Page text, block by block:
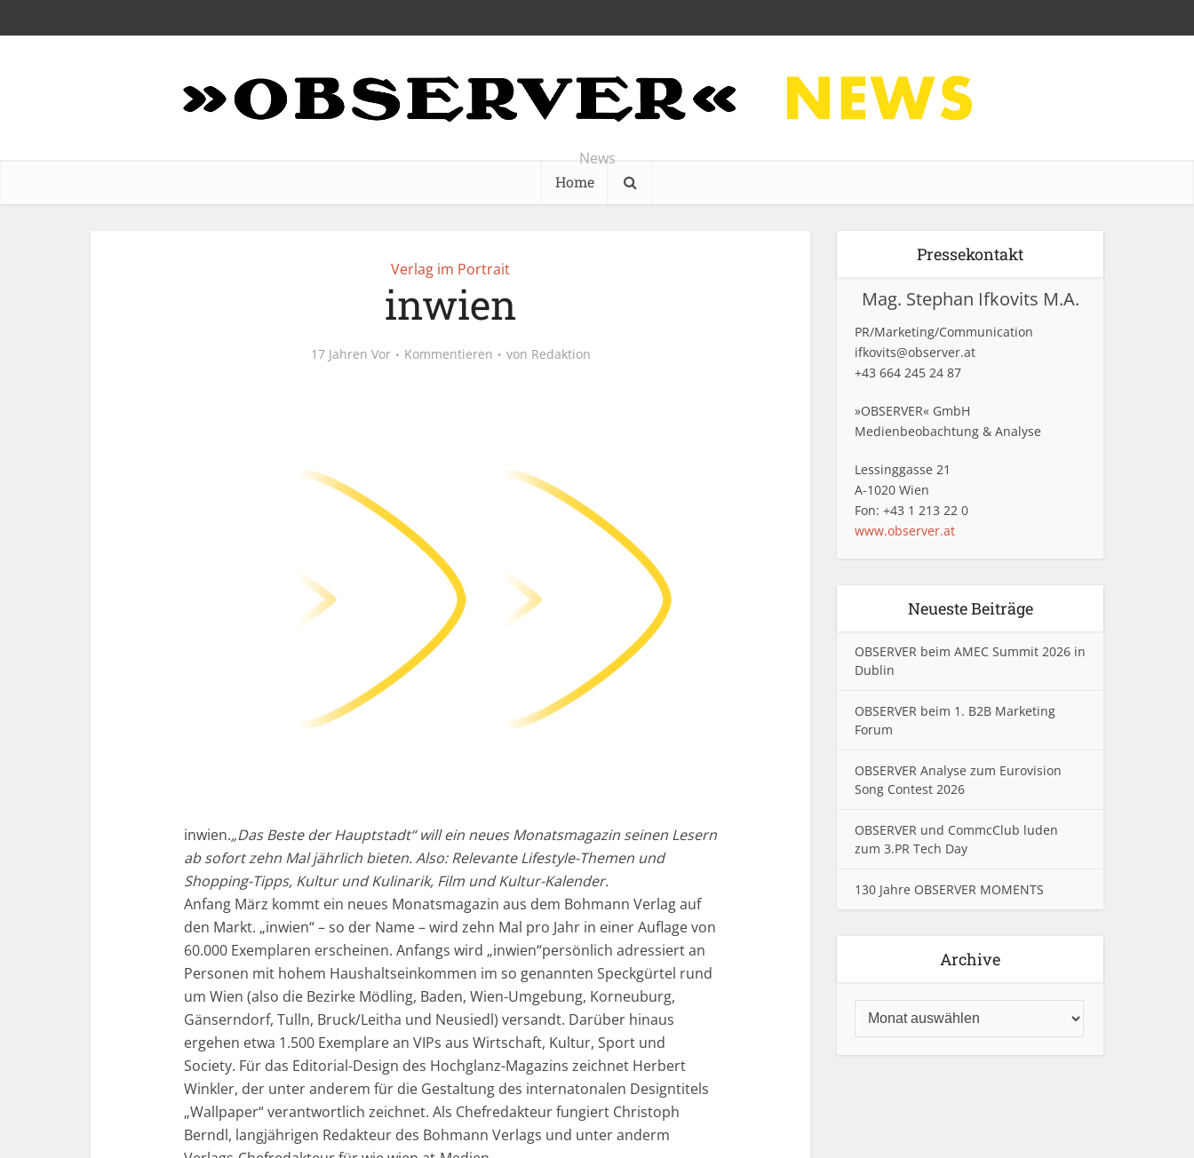
News
Home
Verlag im Portrait
inwien
17 Jahren Vor Kommentieren von Redaktion
inwien.„Das Beste der Hauptstadt“ will ein neues Monatsmagazin seinen Lesern
ab sofort zehn Mal jährlich bieten. Also: Relevante Lifestyle-Themen und
Shopping-Tipps, Kultur und Kulinarik, Film und Kultur-Kalender.
Anfang März kommt ein neues Monatsmagazin aus dem Bohmann Verlag auf
den Markt. „inwien“ – so der Name – wird zehn Mal pro Jahr in einer Auflage von
60.000 Exemplaren erscheinen. Anfangs wird „inwien“persönlich adressiert an
Personen mit hohem Haushaltseinkommen im so genannten Speckgürtel rund
um Wien (also die Bezirke Mödling, Baden, Wien-Umgebung, Korneuburg,
Gänserndorf, Tulln, Bruck/Leitha und Neusiedl) versandt. Darüber hinaus
ergehen etwa 1.500 Exemplare an VIPs aus Wirtschaft, Kultur, Sport und
Society. Für das Editorial-Design des Hochglanz-Magazins zeichnet Herbert
Winkler, der unter anderem für die Gestaltung des internatonalen Designtitels
„Wallpaper“ verantwortlich zeichnet. Als Chefredakteur fungiert Christoph
Berndl, langjährigen Redakteur des Bohmann Verlags und unter anderm
Pressekontakt
Mag. Stephan Ifkovits M.A.
PR/Marketing/Communication
ifkovits@observer.at
+43 664 245 24 87
»OBSERVER« GmbH
Medienbeobachtung & Analyse
Lessinggasse 21
A-1020 Wien
Fon: +43 1 213 22 0
www.observer.at
Neueste Beiträge
OBSERVER beim AMEC Summit 2026 in
Dublin
OBSERVER beim 1. B2B Marketing
Forum
OBSERVER Analyse zum Eurovision
Song Contest 2026
OBSERVER und CommcClub luden
zum 3.PR Tech Day
130 Jahre OBSERVER MOMENTS
Archive